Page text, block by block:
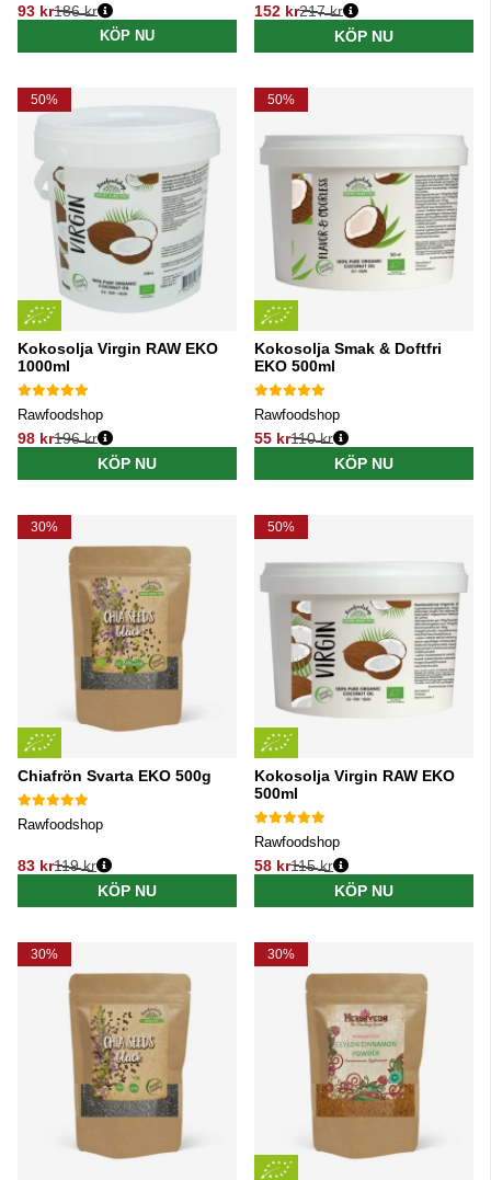
93 kr
Ordinarie pris:
186 kr
KÖP NU
152 kr
Ordinarie pris:
217 kr
KÖP NU
50%
Kokosolja Virgin RAW EKO
1000ml
Rawfoodshop
98 kr
Ordinarie pris:
196 kr
KÖP NU
50%
Kokosolja Smak & Doftfri
EKO 500ml
Rawfoodshop
55 kr
Ordinarie pris:
110 kr
KÖP NU
30%
Chiafrön Svarta EKO 500g
Rawfoodshop
83 kr
Ordinarie pris:
119 kr
KÖP NU
50%
Kokosolja Virgin RAW EKO
500ml
Rawfoodshop
58 kr
Ordinarie pris:
115 kr
KÖP NU
30% 30%